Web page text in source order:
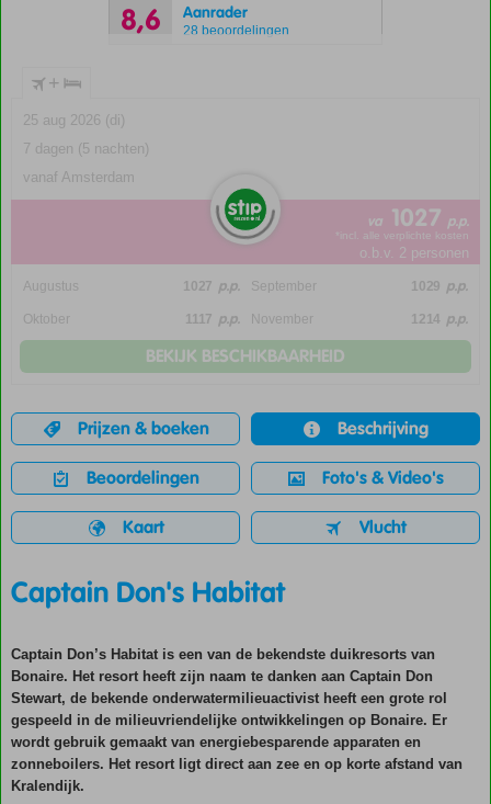
8,6 Aanrader
28 beoordelingen
+
25 aug 2026 (di)
7 dagen (5 nachten)
vanaf Amsterdam
va 1027 p.p.
*incl. alle verplichte kosten
o.b.v. 2 personen
Augustus 1027 p.p. September 1029 p.p.
Oktober 1117 p.p. November 1214 p.p.
BEKIJK BESCHIKBAARHEID
Prijzen & boeken Beschrijving
Beoordelingen Foto's & Video's
Kaart Vlucht
Captain Don's Habitat
Captain Don’s Habitat is een van de bekendste duikresorts van
Bonaire. Het resort heeft zijn naam te danken aan Captain Don
Stewart, de bekende onderwatermilieuactivist heeft een grote rol
gespeeld in de milieuvriendelijke ontwikkelingen op Bonaire. Er
wordt gebruik gemaakt van energiebesparende apparaten en
zonneboilers. Het resort ligt direct aan zee en op korte afstand van
Kralendijk.